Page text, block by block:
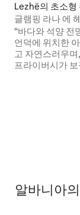
Lezhë의 초소형
글램핑 라나 에
“바다와 석양 전
언덕에 위치한 아늑
고 자연스러우
프라이버시가
알바니아